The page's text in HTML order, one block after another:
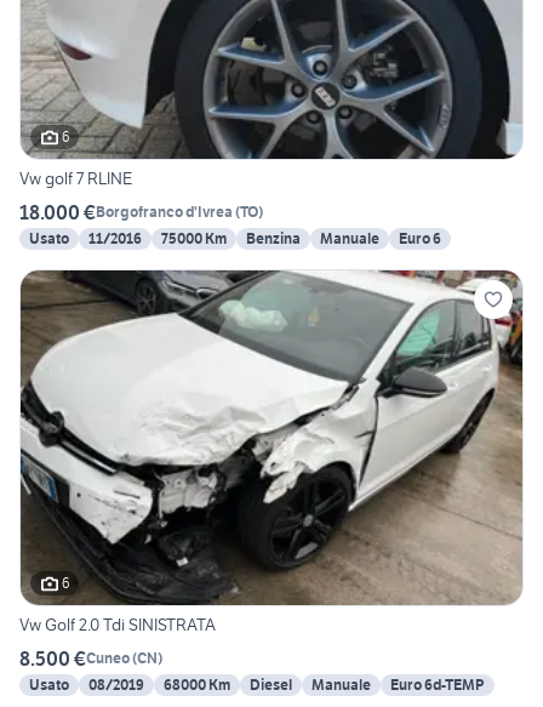
6
Vw golf 7 RLINE
18.000 €Borgofranco d'Ivrea (TO)
Usato
11/2016 75000 Km Benzina Manuale Euro 6
6
Vw Golf 2.0 Tdi SINISTRATA
8.500 €Cuneo(CN)
Usato
08/2019 68000 Km Diesel Manuale Euro 6d-TEMP